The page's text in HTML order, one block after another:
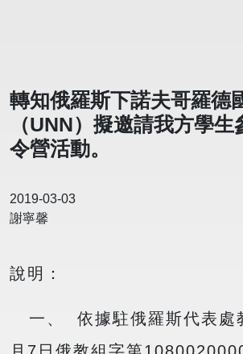
轉知俄羅斯下諾夫哥羅德
（UNN）擬邀請我方學
令營活動。
2019-03-03
謝寧馨
說明：
一、 依據駐俄羅斯代表處